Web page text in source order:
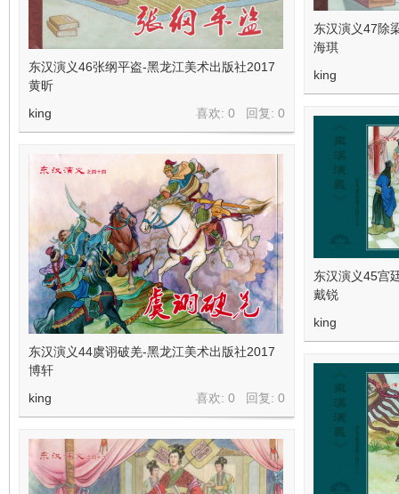
东汉演义47除
海琪
king
东汉演义46张纲平盗-黑龙江美术出版社2017
黄昕
喜欢: 0 回复: 0
king
东汉演义45宫
戴锐
king
东汉演义44虞诩破羌-黑龙江美术出版社2017
博轩
喜欢: 0 回复: 0
king